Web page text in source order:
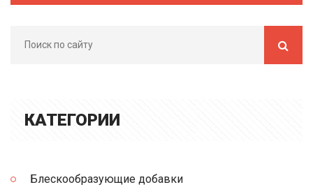
КАТЕГОРИИ
Блескообразующие добавки